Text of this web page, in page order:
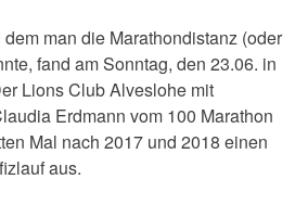
man die Marathondistanz (oder
fand am Sonntag, den 23.06. in
Lions Club Alveslohe mit
Erdmann vom 100 Marathon
Mal nach 2017 und 2018 einen
aus.